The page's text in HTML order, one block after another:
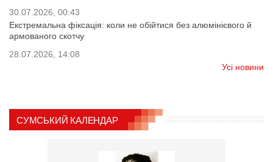
30.07.2026, 00:43
Екстремальна фіксація: коли не обійтися без алюмінієвого й
армованого скотчу
28.07.2026, 14:08
Усі новини
СУМСЬКИЙ КАЛЕНДАР